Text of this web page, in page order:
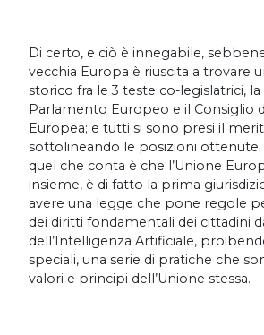
Di certo, e ciò è innegabile,
vecchia Europa è riuscita a trovare
storico fra le 3 teste co-legislatrici,
Parlamento Europeo e il Consiglio
Europea; e tutti si sono presi il
sottolineando le posizioni
quel che conta è che l’Unione
insieme, è di fatto la prima
avere una legge che pone regole
dei diritti fondamentali dei cittadini
dell’Intelligenza Artificiale,
speciali, una serie di pratiche che
valori e principi dell’Unione stessa.